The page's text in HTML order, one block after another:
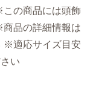
の商品には頭飾
品の詳細情報は
※適応サイズ目安
い